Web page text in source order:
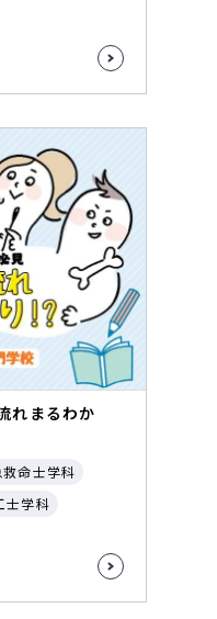
れまるわか
命士学科
士学科